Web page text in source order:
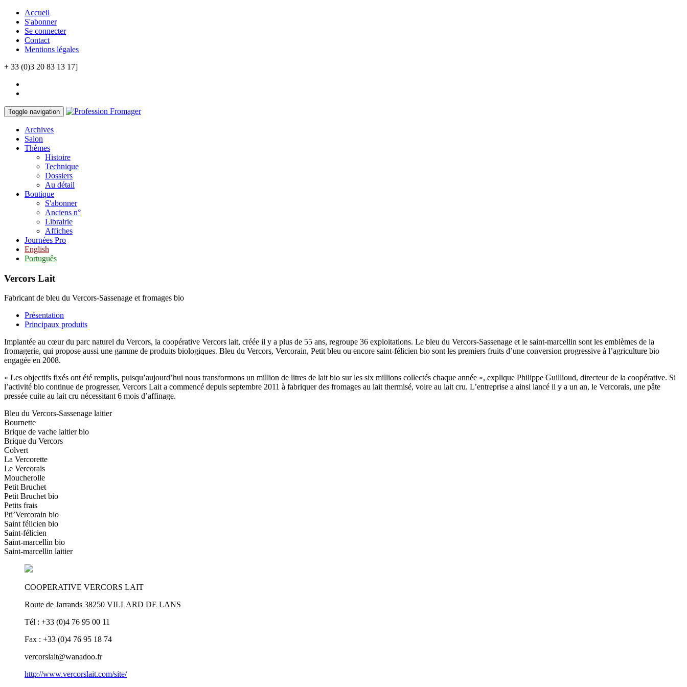
Accueil
S'abonner
Se connecter
Contact
Mentions légales
+ 33 (0)3 20 83 13 17]
Toggle navigation
Archives
Salon
Thèmes
Histoire
Technique
Dossiers
Au détail
Boutique
S'abonner
Anciens n°
Librairie
Affiches
Journées Pro
English
Português
Vercors Lait
Fabricant de bleu du Vercors-Sassenage et fromages bio
Présentation
Principaux produits
Implantée au cœur du parc naturel du Vercors, la coopérative Vercors lait, créée il y a plus de 55 ans, regroupe 36 exploitations. Le bleu du Vercors-Sassenage et le saint-marcellin sont les emblèmes de la
fromagerie, qui propose aussi une gamme de produits biologiques. Bleu du Vercors, Vercorain, Petit bleu ou encore saint-félicien bio sont les premiers fruits d’une conversion progressive à l’agriculture bio
engagée en 2008.
« Les objectifs fixés ont été remplis, puisqu’aujourd’hui nous transformons un million de litres de lait bio sur les six millions collectés chaque année », explique Philippe Guillioud, directeur de la coopérative. Si
l’activité bio continue de progresser, Vercors Lait a commencé depuis septembre 2011 à fabriquer des fromages au lait thermisé, voire au lait cru. L’entreprise a ainsi lancé il y a un an, le Vercorais, une pâte
pressée cuite au lait cru nécessitant 6 mois d’affinage.
Bleu du Vercors-Sassenage laitier
Bournette
Brique de vache laitier bio
Brique du Vercors
Colvert
La Vercorette
Le Vercorais
Moucherolle
Petit Bruchet
Petit Bruchet bio
Petits frais
Pti’Vercorain bio
Saint félicien bio
Saint-félicien
Saint-marcellin bio
Saint-marcellin laitier
COOPERATIVE VERCORS LAIT
Route de Jarrands 38250 VILLARD DE LANS
Tél : +33 (0)4 76 95 00 11
Fax : +33 (0)4 76 95 18 74
vercorslait@wanadoo.fr
http://www.vercorslait.com/site/